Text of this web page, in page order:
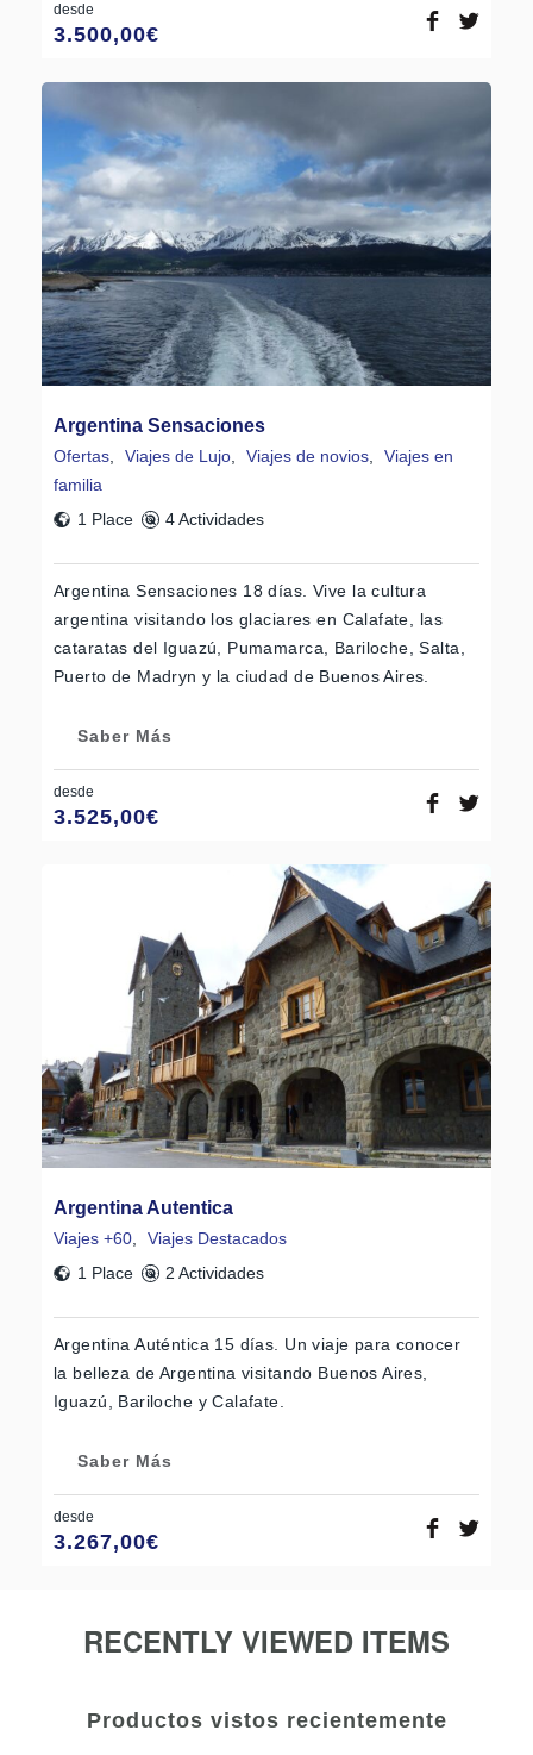
desde
3.500,00€
Argentina Sensaciones
Ofertas Viajes de Lujo Viajes de novios
Viajes en
familia
1 Place
4 Actividades
Argentina Sensaciones 18 días. Vive la cultura
argentina visitando los glaciares en Calafate, las
cataratas del Iguazú, Pumamarca, Bariloche, Salta,
Puerto de Madryn y la ciudad de Buenos Aires.
Saber Más
desde
3.525,00€
Argentina Autentica
Viajes +60
Viajes Destacados
1 Place
2 Actividades
Argentina Auténtica 15 días. Un viaje para conocer
la belleza de Argentina visitando Buenos Aires,
Iguazú, Bariloche y Calafate.
Saber Más
desde
3.267,00€
RECENTLY VIEWED ITEMS
Productos vistos recientemente